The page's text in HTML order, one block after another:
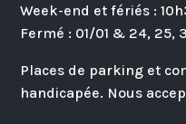
Week-end et fériés :
Fermé : 01/01 & 24, 25,
Places de parking et
handicapée. Nous